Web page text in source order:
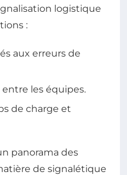
logistique
:
aux erreurs de
les équipes.
de charge et
panorama des
de signalétique